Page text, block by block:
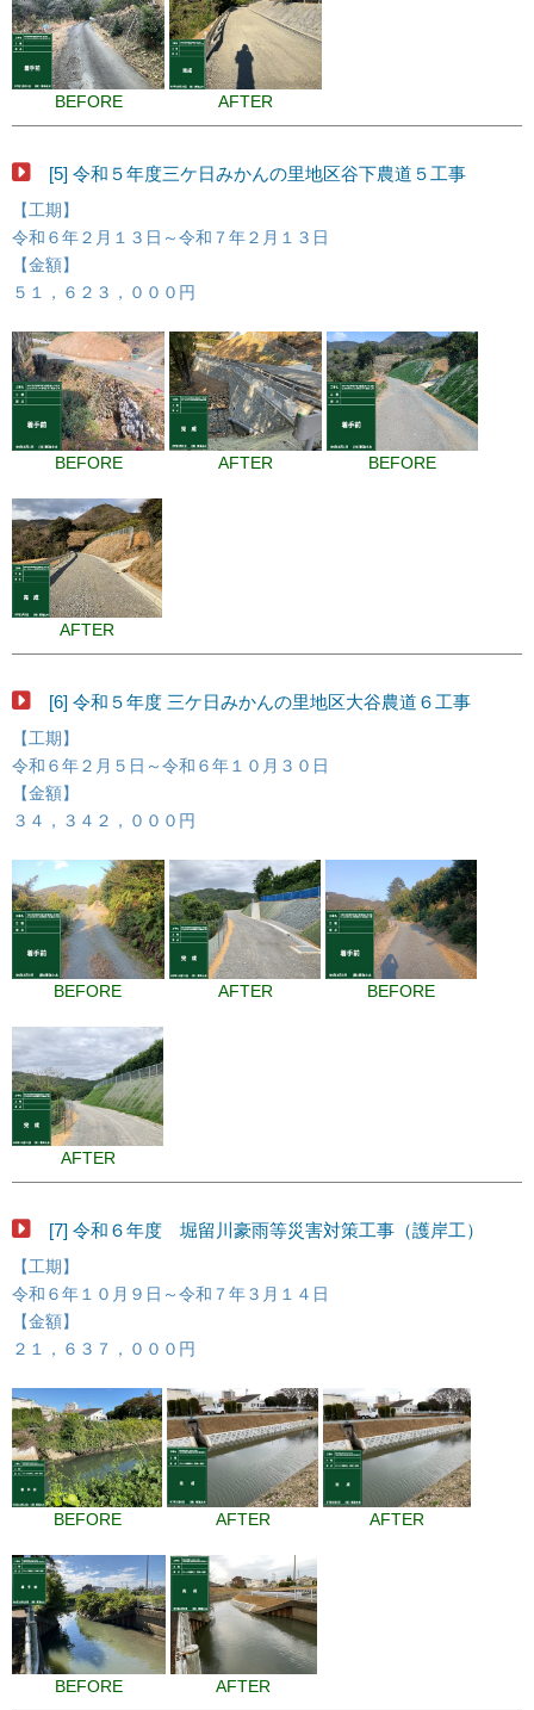
BEFORE AFTER
[5] 令和５年度三ケ日みかんの里地区谷下農道５工事
【工期】
令和６年２月１３日～令和７年２月１３日
【金額】
５１，６２３，０００円
BEFORE AFTER BEFORE
AFTER
[6] 令和５年度 三ケ日みかんの里地区大谷農道６工事
【工期】
令和６年２月５日～令和６年１０月３０日
【金額】
３４，３４２，０００円
BEFORE AFTER BEFORE
AFTER
[7] 令和６年度 堀留川豪雨等災害対策工事（護岸工）
【工期】
令和６年１０月９日～令和７年３月１４日
【金額】
２１，６３７，０００円
BEFORE AFTER AFTER
BEFORE AFTER